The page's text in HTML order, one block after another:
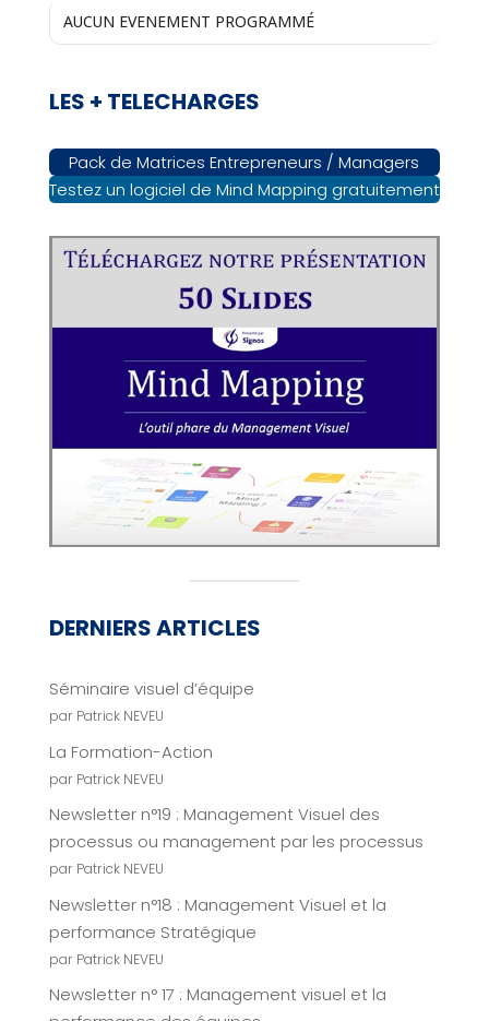
AUCUN EVENEMENT PROGRAMMÉ
LES + TELECHARGES
Pack de Matrices Entrepreneurs / Managers
Testez un logiciel de Mind Mapping gratuitement
DERNIERS ARTICLES
Séminaire visuel d’équipe
par Patrick NEVEU
La Formation-Action
par Patrick NEVEU
Newsletter n°19 : Management Visuel des
processus ou management par les processus
par Patrick NEVEU
Newsletter n°18 : Management Visuel et la
performance Stratégique
par Patrick NEVEU
Newsletter n° 17 : Management visuel et la